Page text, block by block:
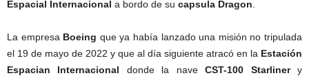
Espacial Internacional a bordo de su capsula Dragon.
La empresa Boeing que ya había lanzado una misión no tripulada
el 19 de mayo de 2022 y que al día siguiente atracó en la Estación
Espacian Internacional donde la naveCST-100 Starlinery